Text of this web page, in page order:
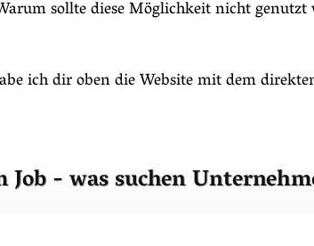
sollte diese Möglichkeit nicht genutzt
ich dir oben die Website mit dem
Job - was suchen